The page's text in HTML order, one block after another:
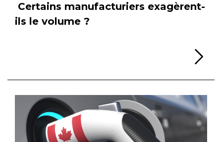
Certains manufacturiers exagèrent-
ils le volume ?